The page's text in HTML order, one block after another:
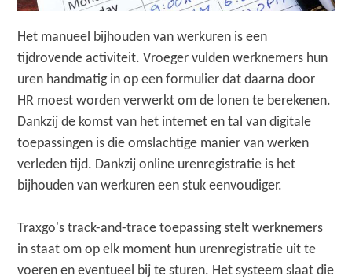
Het manueel bijhouden van werkuren is een
tijdrovende activiteit. Vroeger vulden werknemers hun
uren handmatig in op een formulier dat daarna door
HR moest worden verwerkt om de lonen te berekenen.
Dankzij de komst van het internet en tal van digitale
toepassingen is die omslachtige manier van werken
verleden tijd. Dankzij online urenregistratie is het
bijhouden van werkuren een stuk eenvoudiger.
Traxgo's track-and-trace toepassing stelt werknemers
in staat om op elk moment hun urenregistratie uit te
voeren en eventueel bij te sturen. Het systeem slaat die